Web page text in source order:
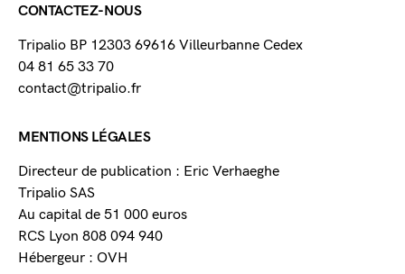
CONTACTEZ-NOUS
Tripalio BP 12303 69616 Villeurbanne Cedex
04 81 65 33 70
contact@tripalio.fr
MENTIONS LÉGALES
Directeur de publication : Eric Verhaeghe
Tripalio SAS
Au capital de 51 000 euros
RCS Lyon 808 094 940
Hébergeur : OVH